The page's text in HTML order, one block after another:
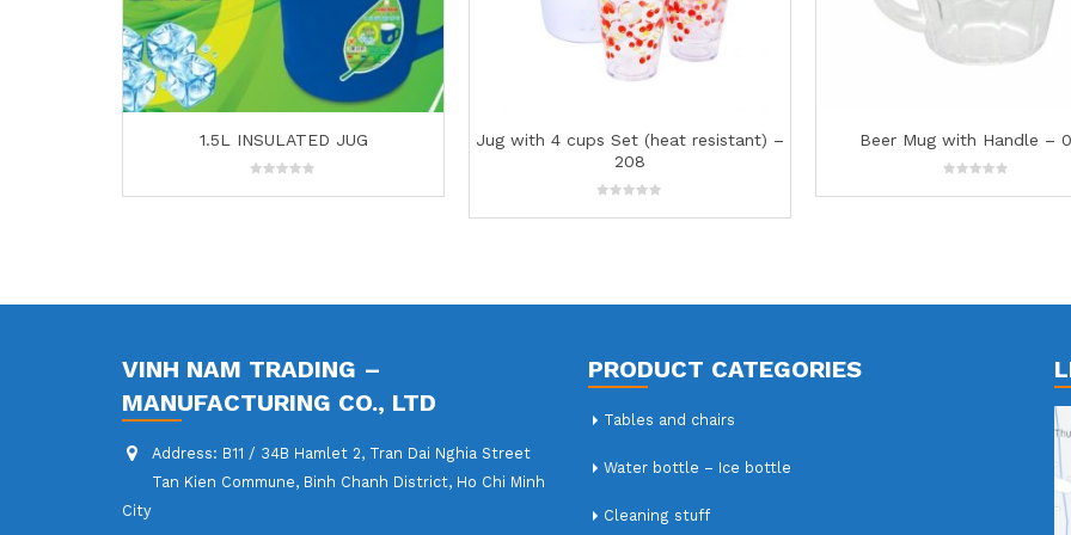
Jug with 4 cups Set (heat resistant) –
208
Beer Mug with Handle – 099
0
of
Set of 2.5L Jug with 4 Cups
VINH NAM TRADING –
MANUFACTURING CO., LTD
Address: B11 / 34B Hamlet 2, Tran Dai Nghia Street
Tan Kien Commune, Binh Chanh District, Ho Chi Minh
City
PRODUCT CATEGORIES
Tables and chairs
Water bottle – Ice bottle
Cleaning stuff